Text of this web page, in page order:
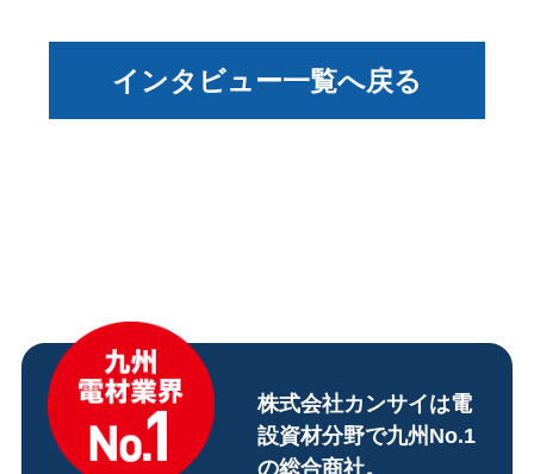
インタビュー一覧へ戻る
株式会社カンサイは電
設資材分野で九州No.1
の総合商社。